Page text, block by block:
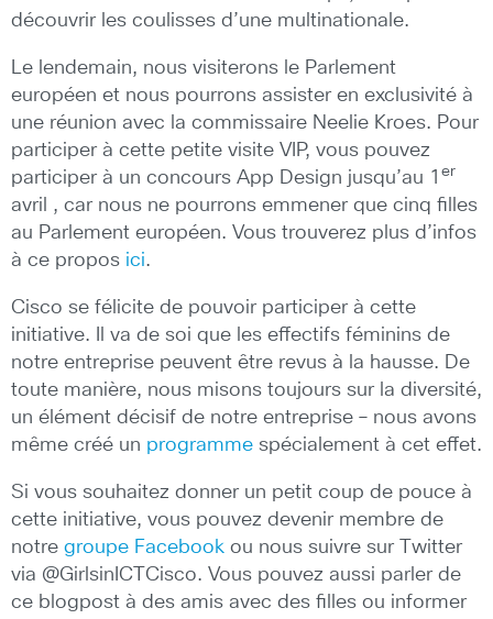
découvrir les coulisses d’une multinationale.
Le lendemain, nous visiterons le Parlement
européen et nous pourrons assister en exclusivité à
une réunion avec la commissaire Neelie Kroes. Pour
participer à cette petite visite VIP, vous pouvez
participer à un concours App Design jusqu’au 1 er
avril , car nous ne pourrons emmener que cinq filles
au Parlement européen. Vous trouverez plus d’infos
à ce propos ici.
Cisco se félicite de pouvoir participer à cette
initiative. Il va de soi que les effectifs féminins de
notre entreprise peuvent être revus à la hausse. De
toute manière, nous misons toujours sur la diversité,
un élément décisif de notre entreprise – nous avons
même créé un programme spécialement à cet effet.
Si vous souhaitez donner un petit coup de pouce à
cette initiative, vous pouvez devenir membre de
notre groupe Facebook ou nous suivre sur Twitter
via @GirlsinICTCisco. Vous pouvez aussi parler de
ce blogpost à des amis avec des filles ou informer